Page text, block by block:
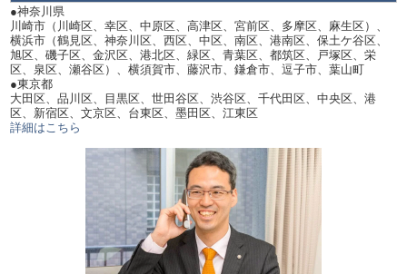
●神奈川県
川崎市（川崎区、幸区、中原区、高津区、宮前区、多摩区、麻生区）、
横浜市（鶴見区、神奈川区、西区、中区、南区、港南区、保土ケ谷区、
旭区、磯子区、金沢区、港北区、緑区、青葉区、都筑区、戸塚区、栄
区、泉区、瀬谷区）、横須賀市、藤沢市、鎌倉市、逗子市、葉山町
●東京都
大田区、品川区、目黒区、世田谷区、渋谷区、千代田区、中央区、港
区、新宿区、文京区、台東区、墨田区、江東区
詳細はこちら